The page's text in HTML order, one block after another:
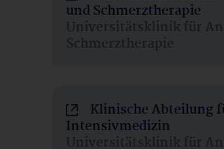
und Schmerztherapie
Universitätsklinik für
Schmerztherapie
Klinische Abteilung
Intensivmedizin
Universitätsklinik für